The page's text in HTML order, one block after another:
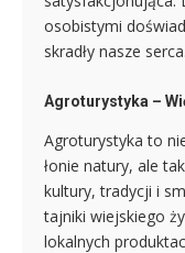
osobistymi
skradły nasze serca.
Agroturystyka –
Agroturystyka to
łonie natury, ale
kultury, tradycji i
tajniki wiejskiego
lokalnych